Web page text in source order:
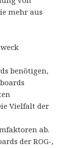
mehr aus
benötigen,
Vielfalt der
ab.
der ROG-,